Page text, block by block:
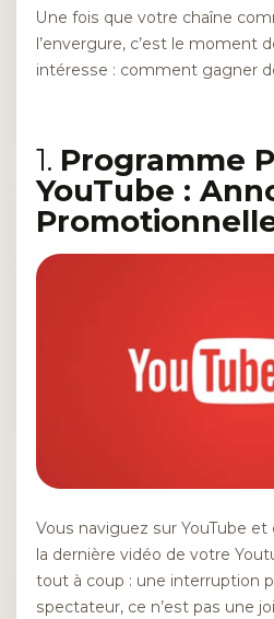
Une fois que votre chaîne
l’envergure, c’est le moment
intéresse : comment gagner
1. Programme
YouTube :
Vous naviguez sur YouTube
la dernière vidéo de votre
tout à coup : une interruption
spectateur, ce n’est pas une